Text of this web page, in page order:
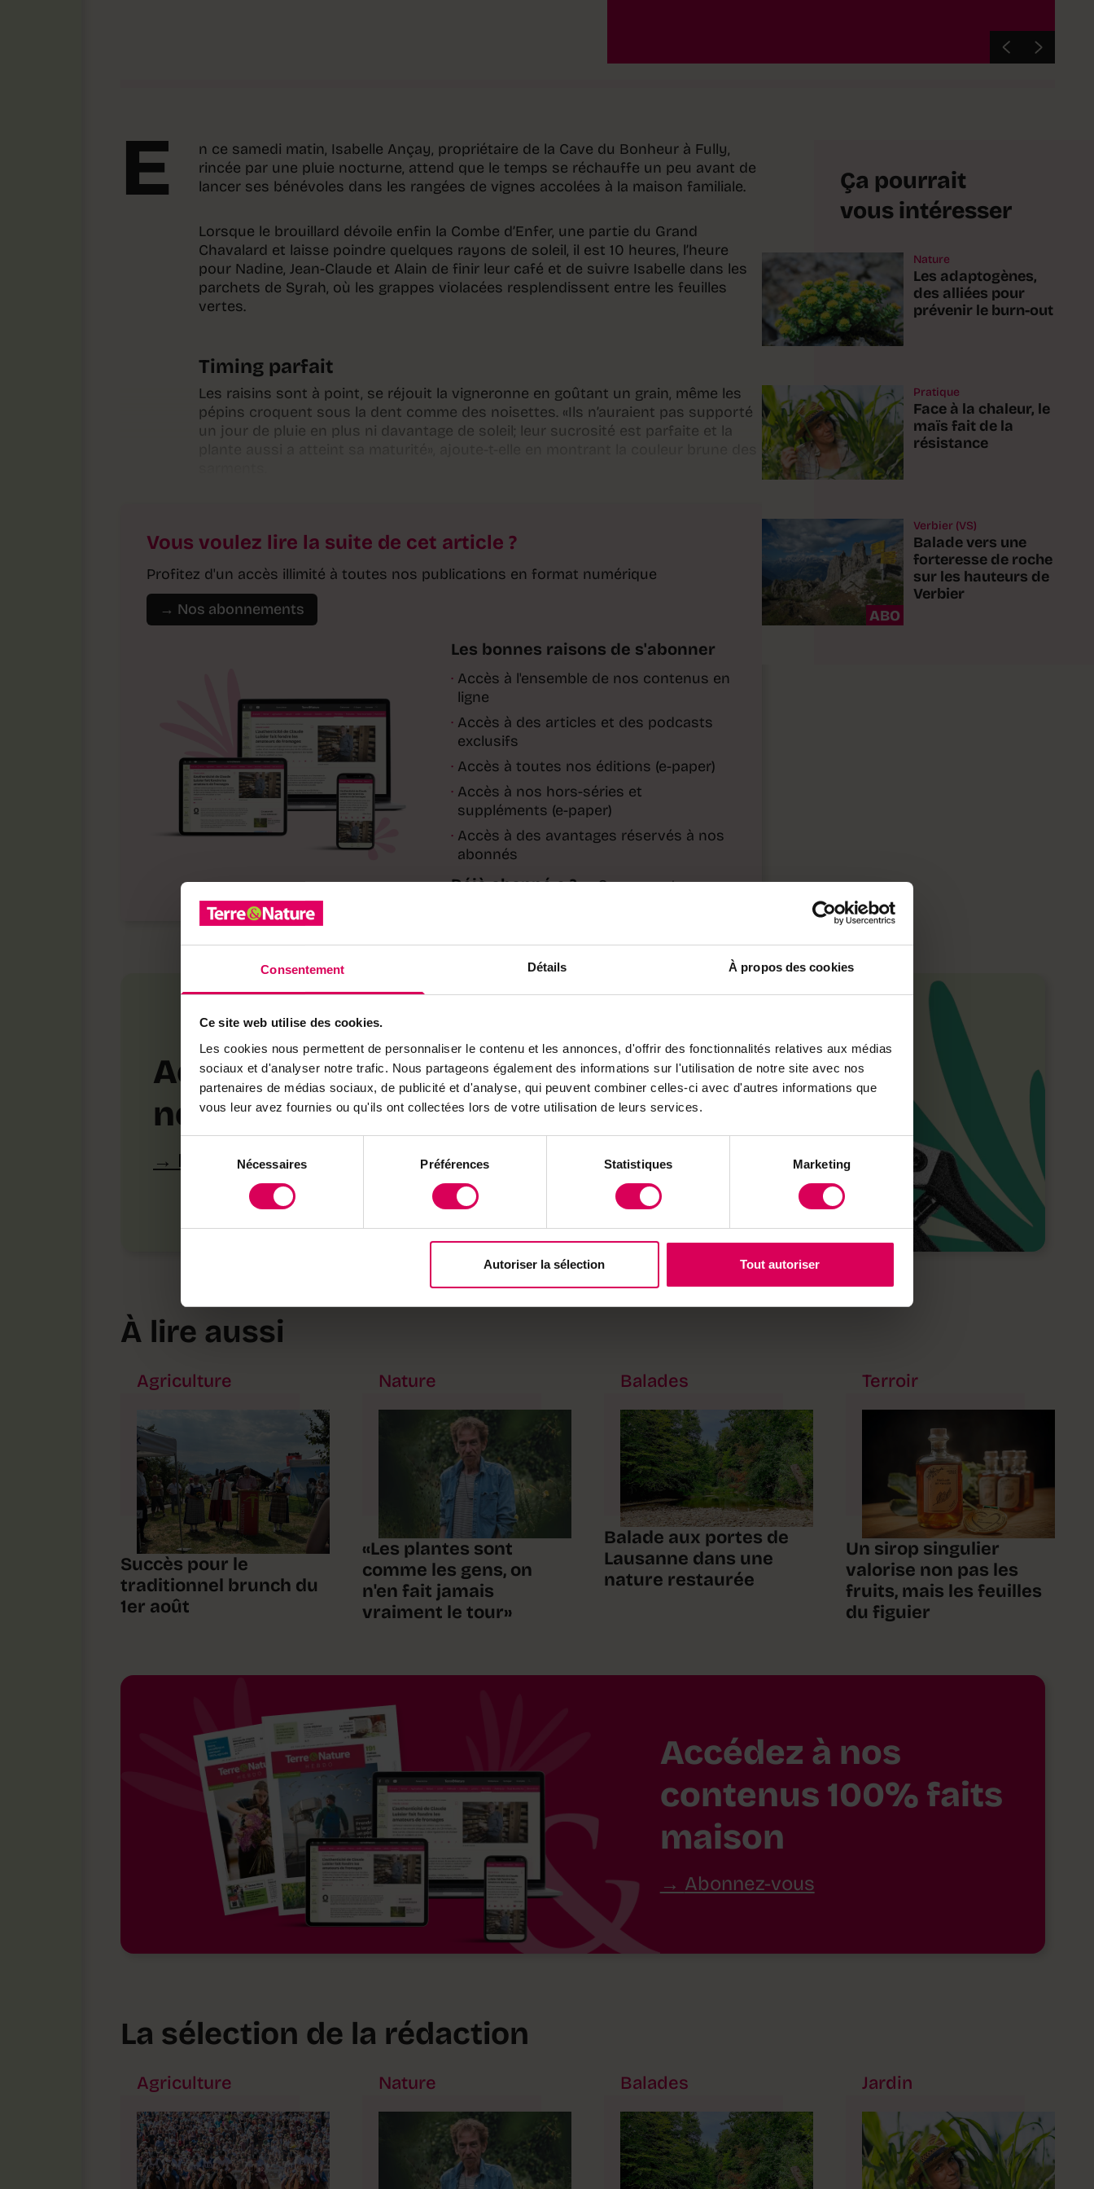
Consentement Détails À propos des cookies
Ce site web utilise des cookies.
Les cookies nous permettent de personnaliser le contenu et les annonces, d'offrir des fonctionnalités relatives aux médias
sociaux et d'analyser notre trafic. Nous partageons également des informations sur l'utilisation de notre site avec nos
partenaires de médias sociaux, de publicité et d'analyse, qui peuvent combiner celles-ci avec d'autres informations que
vous leur avez fournies ou qu'ils ont collectées lors de votre utilisation de leurs services.
du
consentement
Nécessaires Préférences Statistiques Marketing
Autoriser la sélection Tout autoriser
E
n ce samedi matin, Isabelle Ançay, propriétaire de la Cave du Bonheur à Fully,
rincée par une pluie nocturne, attend que le temps se réchauffe un peu avant de
lancer ses bénévoles dans les rangées de vignes accolées à la maison familiale.
Lorsque le brouillard dévoile enfin la Combe d’Enfer, une partie du Grand
Chavalard et laisse poindre quelques rayons de soleil, il est 10 heures, l’heure
pour Nadine, Jean-Claude et Alain de finir leur café et de suivre Isabelle dans les
parchets de Syrah, où les grappes violacées resplendissent entre les feuilles
vertes.
Timing parfait
Les raisins sont à point, se réjouit la vigneronne en goûtant un grain, même les
pépins croquent sous la dent comme des noisettes. «Ils n’auraient pas supporté
un jour de pluie en plus ni davantage de soleil; leur sucrosité est parfaite et la
Vous voulez lire la suite de cet article ?
Profitez d'un accès illimité à toutes nos publications en format numérique
→ Nos abonnements
Les bonnes raisons de s'abonner
· Accès à l'ensemble de nos contenus en
ligne
· Accès à des articles et des podcasts
exclusifs
· Accès à toutes nos éditions (e-paper)
· Accès à nos hors-séries et
suppléments (e-paper)
· Accès à des avantages réservés à nos
abonnés
Déjà abonné·e ? → Se connecter
Ça pourrait
vous intéresser
Nature
Les adaptogènes,
des alliées pour
prévenir le burn-out
Pratique
Face à la chaleur, le
maïs fait de la
résistance
ABO
Verbier (VS)
Balade vers une
forteresse de roche
sur les hauteurs de
Verbier
Achetez local sur
notre boutique
Découvrez les produits
À lire aussi
Agriculture
Succès pour le
traditionnel brunch du
1er août
Nature
«Les plantes sont
comme les gens, on
n'en fait jamais
vraiment le tour»
Balades
Balade aux portes de
Lausanne dans une
nature restaurée
Terroir
Un sirop singulier
valorise non pas les
fruits, mais les feuilles
du figuier
Accédez à nos
contenus 100% faits
maison
Abonnez-vous
La sélection de la rédaction
Agriculture Nature Balades Jardin